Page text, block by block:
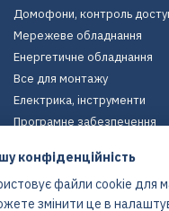
Домофони, контроль
Мережеве обладнання
Енергетичне обладнання
Все для монтажу
Електрика, інструменти
Програмне забезпечення
Екіпірування
Енергетичне обладнання
конфіденційність
файли cookie для
змінити це в